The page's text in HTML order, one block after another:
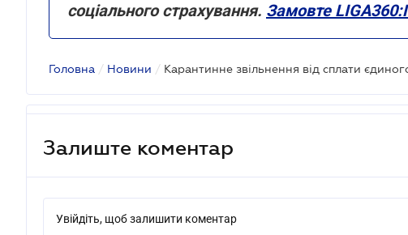
соціального страхування. Замовте
Головна / Новини / Карантинне звільнення від сплати
Залиште коментар
Увійдіть, щоб залишити коментар